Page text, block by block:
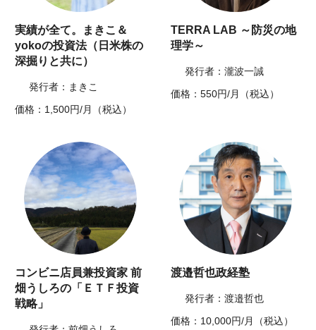
実績が全て。まきこ＆
yokoの投資法（日米株の
深掘りと共に）
発行者：まきこ
価格：1,500円/月（税込）
TERRA LAB ～防災の地
理学～
発行者：瀧波一誠
価格：550円/月（税込）
コンビニ店員兼投資家 前
畑うしろの「ＥＴＦ投資
戦略」
渡邉哲也政経塾
発行者：渡邉哲也
価格：10,000円/月（税込）